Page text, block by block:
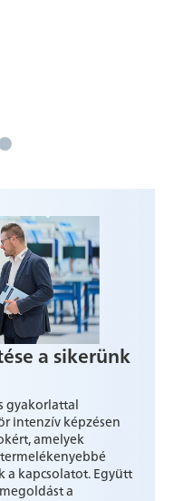
a sikerünk
gyakorlattal
intenzív képzésen
amelyek
a kapcsolatot. Együtt
a